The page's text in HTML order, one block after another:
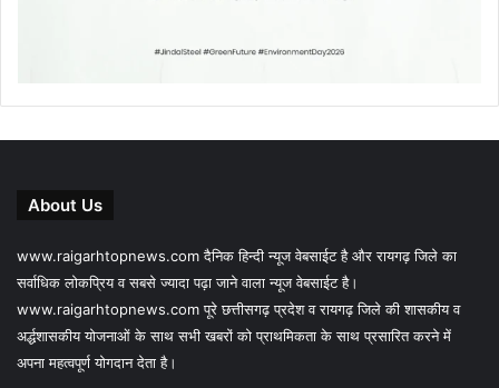
About Us
www.raigarhtopnews.com दैनिक हिन्दी न्यूज वेबसाईट है और रायगढ़ जिले का
सर्वाधिक लोकप्रिय व सबसे ज्यादा पढ़ा जाने वाला न्यूज वेबसाईट है।
www.raigarhtopnews.com पूरे छत्तीसगढ़ प्रदेश व रायगढ़ जिले की शासकीय व
अर्द्धशासकीय योजनाओं के साथ सभी खबरों को प्राथमिकता के साथ प्रसारित करने में
अपना महत्वपूर्ण योगदान देता है।